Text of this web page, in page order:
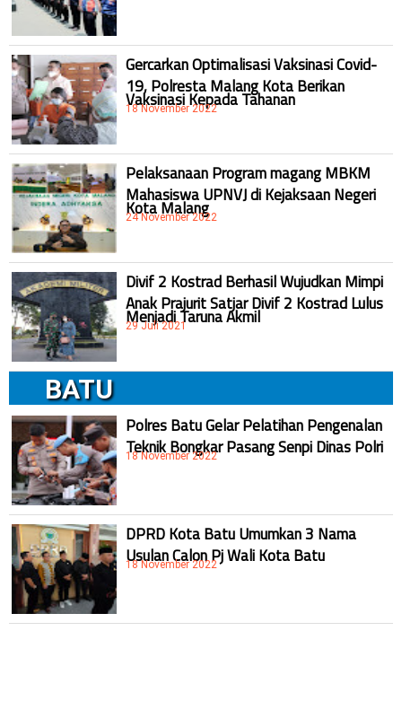
Gercarkan Optimalisasi Vaksinasi Covid-
19, Polresta Malang Kota Berikan
Vaksinasi Kepada Tahanan
18 November 2022
Pelaksanaan Program magang MBKM
Mahasiswa UPNVJ di Kejaksaan Negeri
Kota Malang
24 November 2022
Divif 2 Kostrad Berhasil Wujudkan Mimpi
Anak Prajurit Satjar Divif 2 Kostrad Lulus
Menjadi Taruna Akmil
29 Juli 2021
BATU
Polres Batu Gelar Pelatihan Pengenalan
Teknik Bongkar Pasang Senpi Dinas Polri
18 November 2022
DPRD Kota Batu Umumkan 3 Nama
Usulan Calon Pj Wali Kota Batu
18 November 2022